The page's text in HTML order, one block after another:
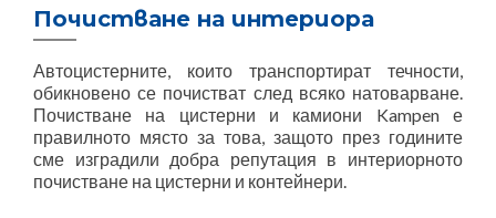
Почистване на интериора
Автоцистерните, които транспортират течности,
обикновено се почистват след всяко натоварване.
Почистване на цистерни и камиони Kampen е
правилното място за това, защото през годините
сме изградили добра репутация в интериорното
почистване на цистерни и контейнери.